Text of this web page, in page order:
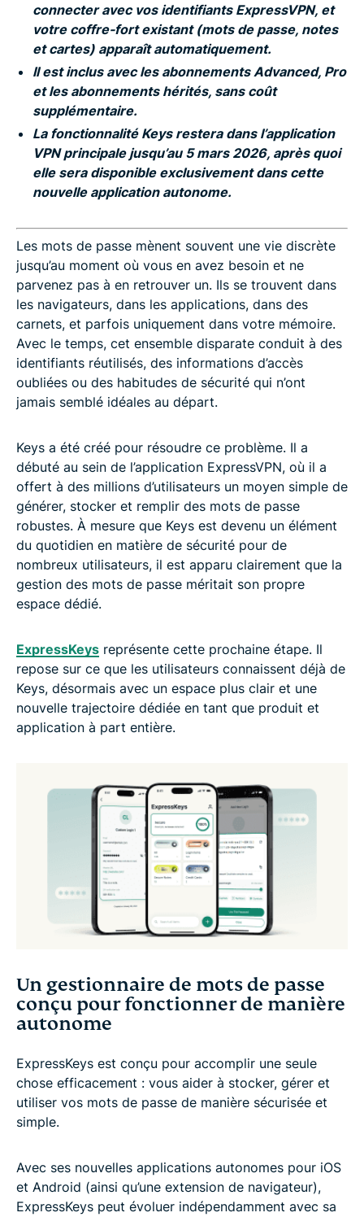
connecter avec vos identifiants ExpressVPN, et
votre coffre-fort existant (mots de passe, notes
et cartes) apparaît automatiquement.
Il est inclus avec les abonnements Advanced, Pro
et les abonnements hérités, sans coût
supplémentaire.
La fonctionnalité Keys restera dans l’application
VPN principale jusqu’au 5 mars 2026, après quoi
elle sera disponible exclusivement dans cette
nouvelle application autonome.
Les mots de passe mènent souvent une vie discrète
jusqu’au moment où vous en avez besoin et ne
parvenez pas à en retrouver un. Ils se trouvent dans
les navigateurs, dans les applications, dans des
carnets, et parfois uniquement dans votre mémoire.
Avec le temps, cet ensemble disparate conduit à des
identifiants réutilisés, des informations d’accès
oubliées ou des habitudes de sécurité qui n’ont
jamais semblé idéales au départ.
Keys a été créé pour résoudre ce problème. Il a
débuté au sein de l’application ExpressVPN, où il a
offert à des millions d’utilisateurs un moyen simple de
générer, stocker et remplir des mots de passe
robustes. À mesure que Keys est devenu un élément
du quotidien en matière de sécurité pour de
nombreux utilisateurs, il est apparu clairement que la
gestion des mots de passe méritait son propre
espace dédié.
ExpressKeys représente cette prochaine étape. Il
repose sur ce que les utilisateurs connaissent déjà de
Keys, désormais avec un espace plus clair et une
nouvelle trajectoire dédiée en tant que produit et
application à part entière.
Un gestionnaire de mots de passe
conçu pour fonctionner de manière
autonome
ExpressKeys est conçu pour accomplir une seule
chose efficacement : vous aider à stocker, gérer et
utiliser vos mots de passe de manière sécurisée et
simple.
Avec ses nouvelles applications autonomes pour iOS
et Android (ainsi qu’une extension de navigateur),
ExpressKeys peut évoluer indépendamment avec sa